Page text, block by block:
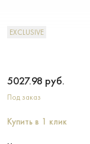
EXCLUSIVE
5027.98 руб.
Под заказ
Купить в 1 клик